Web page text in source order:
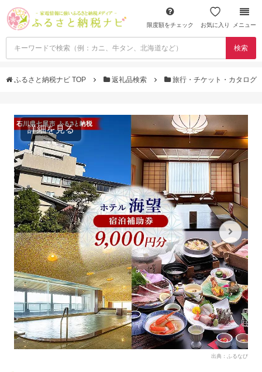
限度額をチェック お気に入り メニュー
検索
ふるさと納税ナビ TOP 返礼品検索 旅行・チケット・カタログ
詳細を見る
出典：ふるなび